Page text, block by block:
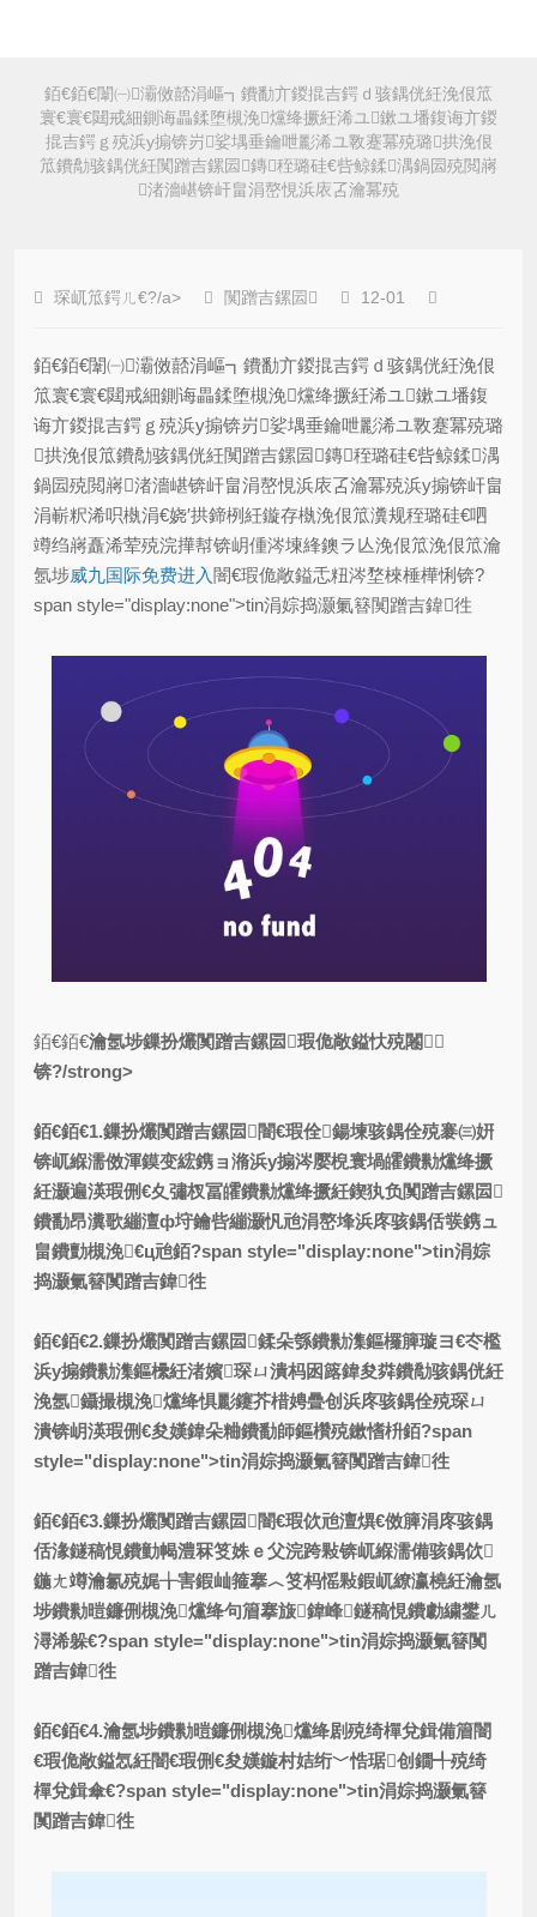
銆€銆€闈㈠灞傚嚭涓嶇┓鐨勫亣鍐掍吉鍔ｄ骇鍝侊紝浼佷笟
寰€寰€閮戒細鍘诲畾鍒堕槻浼爣绛撅紝浠ユ鏉ユ墦鍑诲亣鍐
掍吉鍔ｇ殑浜у搧锛岃娑堣垂鑰呭彲浠ユ斁蹇冪殑璐拱浼佷
笟鐨勪骇鍝侊紝闃蹭吉鏍囩鏄秷璐硅€呰鲸鍒湡鍋囩殑閲嶈
渚濇嵁锛屽畠涓嶅悓浜庡叾瀹冪殑
琛屼笟鍔ㄦ€?/a> 闃蹭吉鏍囩 12-01
銆€銆€闈㈠灞傚嚭涓嶇┓鐨勫亣鍐掍吉鍔ｄ骇鍝侊紝浼佷
笟寰€寰€閮戒細鍘诲畾鍒堕槻浼爣绛撅紝浠ユ鏉ユ墦鍑
诲亣鍐掍吉鍔ｇ殑浜у搧锛岃娑堣垂鑰呭彲浠ユ斁蹇冪殑璐
拱浼佷笟鐨勪骇鍝侊紝闃蹭吉鏍囩鏄秷璐硅€呰鲸鍒湡
鍋囩殑閲嶈渚濇嵁锛屽畠涓嶅悓浜庡叾瀹冪殑浜у搧锛屽畠
涓嶄粎浠呮槸涓€娆′拱鍗栵紝鏇存槸浼佷笟瀵规秷璐硅€呬
竴绉嶈矗浠荤殑浣撶幇锛岄偅涔堜綘鐭ラ亾浼佷笟浼佷笟瀹
氬埗威九国际免费进入 闇€瑕佹敞鎰忎粈涔堥棶棰樺悧锛?
span style="display:none">tin涓婃捣灏氭簮闃蹭吉鍏徃
銆€銆€瀹氬埗鏁扮爜闃蹭吉鏍囩瑕佹敞鎰忕殑闂
锛?/strong>
銆€銆€1.鏁扮爜闃蹭吉鏍囩闇€瑕佺鍚堜骇鍝佺殑褰㈢姸
锛屼緥濡傚渾鏌变綋鎸ョ潃浜у搧涔嬮棿寰堝皬鐨勬爣绛撅
紝灏遍渶瑕侀€夊彇杈冨皬鐨勬爣绛撅紝鍥犱负闃蹭吉鏍囩
鐨勫昂瀵歌繃澶ф垨鑰呰繃灏忛兘涓嶅埄浜庝骇鍝佸彂鎸ュ
畠鐨勯槻浼€ц兘銆?span style="display:none">tin涓婃
捣灏氭簮闃蹭吉鍏徃
銆€銆€2.鏁扮爜闃蹭吉鏍囩鍒朵綔鐨勬潗鏂欏簲璇ヨ€冭檻
浜у搧鐨勬潗鏂欙紝渚嬪琛ㄩ潰杩囦簬鍏夋粦鐨勪骇鍝侊紝
浼氬鑷撮槻浼爣绛惧彲鑳芥棤娉曡创浜庝骇鍝佺殑琛ㄩ
潰锛岄渶瑕侀€夋嫨鍏朵粬鐨勫師鏂欑殑鏉愭枡銆?span
style="display:none">tin涓婃捣灏氭簮闃蹭吉鍏徃
銆€銆€3.鏁扮爜闃蹭吉鏍囩闇€瑕佽兘澶熼€傚簲涓庝骇鍝
佸湪鐩稿悓鐨勭幆澧冧笅姝ｅ父浣跨敤锛屼緥濡備骇鍝佽
鍦ㄤ竴瀹氱殑娓╁害鍜屾箍搴︿笅杩愮敤鍜屼繚瀛橈紝瀹氬
埗鐨勬暟鐮侀槻浼爣绛句篃搴旇鍏峰鐩稿悓鐨勮繍鐢ㄦ
潯浠躲€?span style="display:none">tin涓婃捣灏氭簮闃
蹭吉鍏徃
銆€銆€4.瀹氬埗鐨勬暟鐮侀槻浼爣绛剧殑绮樿兌鍓備篃闇
€瑕佹敞鎰忥紝闇€瑕侀€夋嫨鏇村姞绗﹀悎琚创鐗╃殑绮
樿兌鍓傘€?span style="display:none">tin涓婃捣灏氭簮
闃蹭吉鍏徃